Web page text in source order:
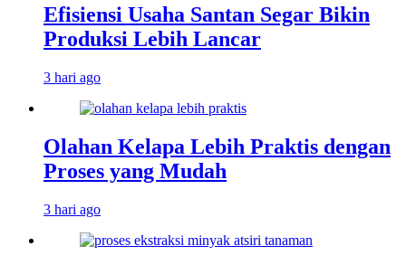
Efisiensi Usaha Santan Segar Bikin
Produksi Lebih Lancar
3 hari ago
Olahan Kelapa Lebih Praktis dengan
Proses yang Mudah
3 hari ago